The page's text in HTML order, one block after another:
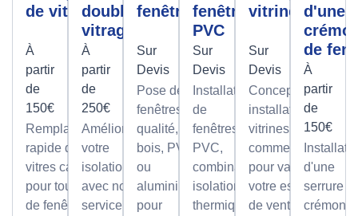
de vitre
À
partir
de
150€
Remplacement
rapide de
vitres cassées,
pour tous types
de fenêtres et
double
vitrage
À
partir
de
250€
Améliorez
votre
isolation
avec notre
service
fenêtres
Sur
Devis
Pose de
fenêtres de
qualité, en
bois, PVC
ou
aluminium,
pour
fenêtre
PVC
Sur
Devis
Installation
de
fenêtres
PVC,
combinant
isolation
thermique
vitrine
Sur
Devis
Conception et
installation de
vitrines
commerciales
pour valoriser
votre espace
de vente.
d'une
de
À
partir
de
150€
d'une
serrure à
crémone